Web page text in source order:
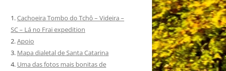
1.Cachoeira Tombo do Tchô – Videira –
SC – Lá no Frai expedition
2.Apoio
3. Mapa dialetal de Santa Catarina
4. Uma das fotos mais bonitas de